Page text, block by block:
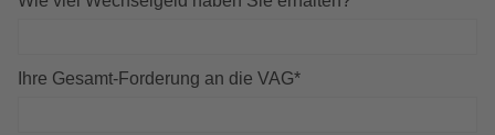
Ihre Gesamt-Forderung an die VAG*